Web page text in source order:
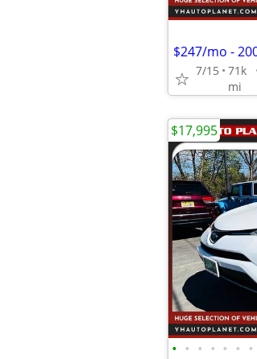
7/15
71k
mi
• • • • • • •
$17,995